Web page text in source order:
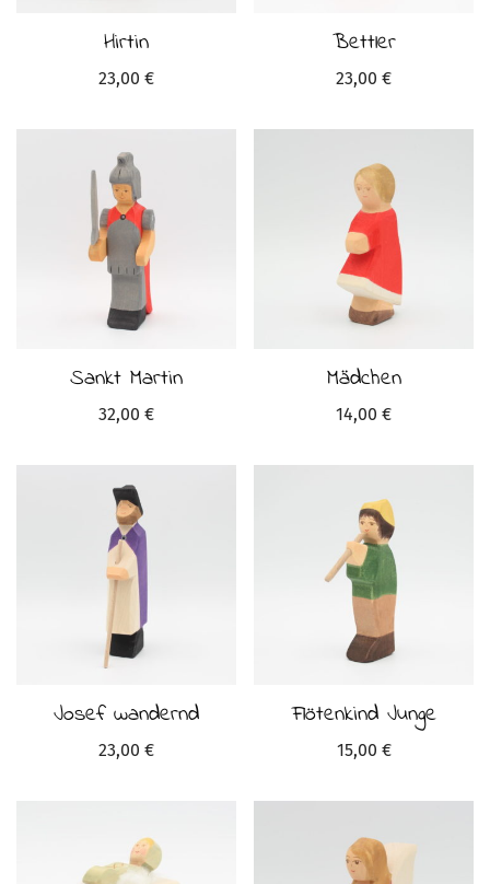
Hirtin
23,00 €
Bettler
23,00 €
Sankt Martin
32,00 €
Mädchen
14,00 €
Josef wandernd
23,00 €
Flötenkind Junge
15,00 €